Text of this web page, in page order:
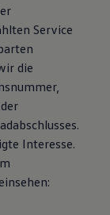
Service
die
Interesse.